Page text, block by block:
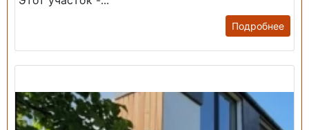
Подробнее